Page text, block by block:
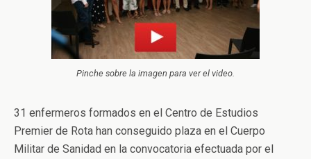
Pinche sobre la imagen para ver el video.
31 enfermeros formados en el Centro de Estudios
Premier de Rota han conseguido plaza en el Cuerpo
Militar de Sanidad en la convocatoria efectuada por el